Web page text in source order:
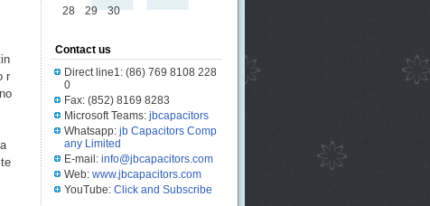
r
28
29 30
Contact us
Direct line1: (86) 769 8108 228
0
Fax: (852) 8169 8283
Microsoft Teams: jbcapacitors
Whatsapp: jb Capacitors Comp
any Limited
E-mail: info@jbcapacitors.com
Web: www.jbcapacitors.com
YouTube: Click and Subscribe